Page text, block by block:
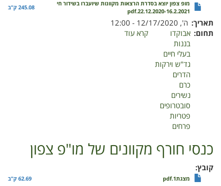
מופ צפון יוצא בסדרת הרצאות מקוונות שיועברו בשידור חי
22.12.2020-16.2.2021.pdf
245.08 ק"ב
תאריך ה', 12/17/2020 - 12:00
תחום
אבוקדו
בננות
בעלי חיים
גד"ש וירקות
הדרים
כרם
נשירים
סובטרופים
פטריות
פרחים
קרא עוד
כנסי חורף מקוונים של מו"פ צפון
קובץ
מצגת1.pdf 62.69 ק"ב